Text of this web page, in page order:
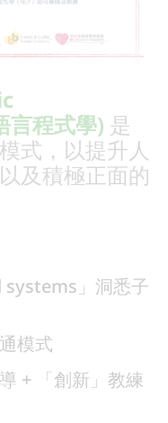
程式學) 是
式，以提升人
及積極正面的
」洞悉子
模式
+ 「創新」教練